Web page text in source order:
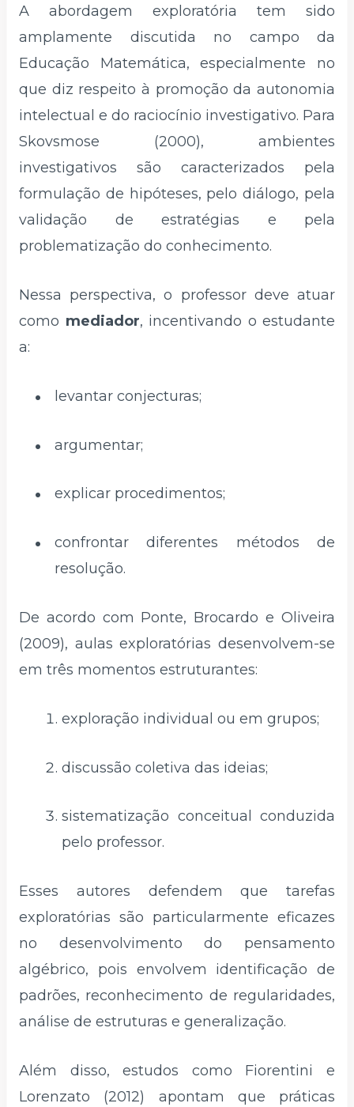
A abordagem exploratória tem sido
amplamente discutida no campo da
Educação Matemática, especialmente no
que diz respeito à promoção da autonomia
intelectual e do raciocínio investigativo. Para
Skovsmose (2000), ambientes
investigativos são caracterizados pela
formulação de hipóteses, pelo diálogo, pela
validação de estratégias e pela
problematização do conhecimento.
Nessa perspectiva, o professor deve atuar
como mediador, incentivando o estudante
a:
levantar conjecturas;
argumentar;
explicar procedimentos;
confrontar diferentes métodos de
resolução.
De acordo com Ponte, Brocardo e Oliveira
(2009), aulas exploratórias desenvolvem-se
em três momentos estruturantes:
exploração individual ou em grupos;
discussão coletiva das ideias;
sistematização conceitual conduzida
pelo professor.
Esses autores defendem que tarefas
exploratórias são particularmente eficazes
no desenvolvimento do pensamento
algébrico, pois envolvem identificação de
padrões, reconhecimento de regularidades,
análise de estruturas e generalização.
Além disso, estudos como Fiorentini e
Lorenzato (2012) apontam que práticas